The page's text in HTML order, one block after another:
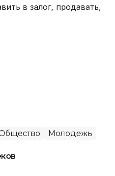
в залог, продавать,
Молодежь